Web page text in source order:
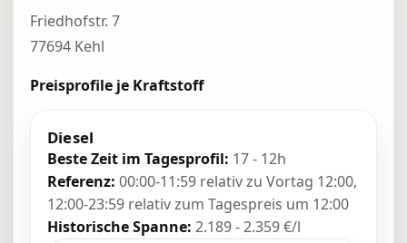
Friedhofstr. 7
77694 Kehl
Preisprofile je Kraftstoff
Diesel
Beste Zeit im Tagesprofil: 17 - 12h
Referenz: 00:00-11:59 relativ zu Vortag 12:00,
12:00-23:59 relativ zum Tagespreis um 12:00
Historische Spanne: 2.189 - 2.359 €/l